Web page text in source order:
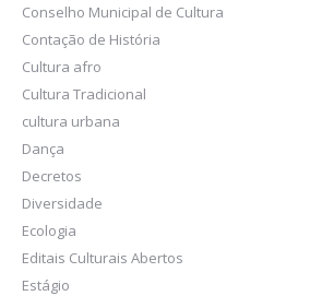
Conselho Municipal de Cultura
Contação de História
Cultura afro
Cultura Tradicional
cultura urbana
Dança
Decretos
Diversidade
Ecologia
Editais Culturais Abertos
Estágio